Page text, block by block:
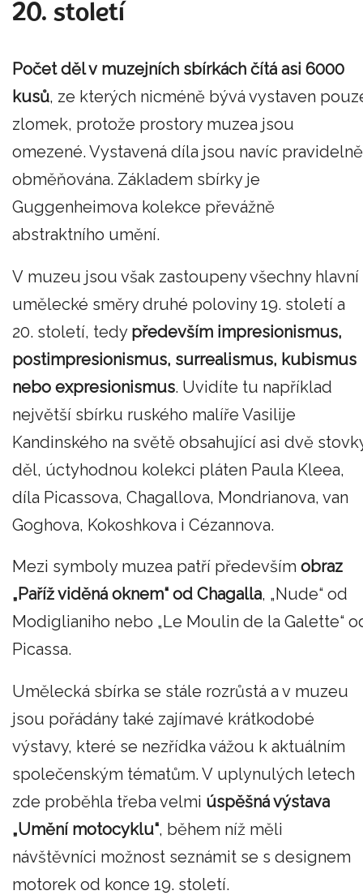
20. století
Počet děl v muzejních sbírkách čítá asi 6000
kusů, ze kterých nicméně bývá vystaven
zlomek, protože prostory muzea jsou
omezené. Vystavená díla jsou navíc pravidelně
obměňována. Základem sbírky je
Guggenheimova kolekce převážně
abstraktního umění.
V muzeu jsou však zastoupeny všechny hlavní
umělecké směry druhé poloviny 19. století a
20. století, tedy především impresionismus,
postimpresionismus, surrealismus, kubismus
nebo expresionismus. Uvidíte tu například
největší sbírku ruského malíře Vasilije
Kandinského na světě obsahující asi dvě
děl, úctyhodnou kolekci pláten Paula Kleea,
díla Picassova, Chagallova, Mondrianova, van
Goghova, Kokoshkova i Cézannova.
Mezi symboly muzea patří především obraz
„Paříž viděná oknem“ od Chagalla, „Nude“ od
Modiglianiho nebo „Le Moulin de la Galette“
Picassa.
Umělecká sbírka se stále rozrůstá a v muzeu
jsou pořádány také zajímavé krátkodobé
výstavy, které se nezřídka vážou k aktuálním
společenským tématům. V uplynulých letech
zde proběhla třeba velmi úspěšná výstava
„Umění motocyklu“, během níž měli
návštěvníci možnost seznámit se s designem
motorek od konce 19. století.